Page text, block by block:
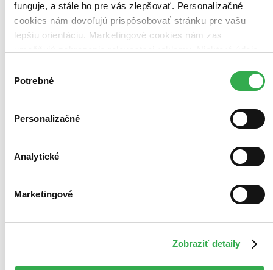
funguje, a stále ho pre vás zlepšovať. Personalizačné
cookies nám dovoľujú prispôsobovať stránku pre vašu
lepšiu orientáciu. Marketingové cookies nám zas
keby sme mohli používať všetky tieto cookies. Ďakujeme!
súhlasu
Potrebné
Personalizačné
Analytické
Marketingové
Zobraziť detaily
posnažíme sa aj trochu rýchlejšie!
Pridať do zoznamu